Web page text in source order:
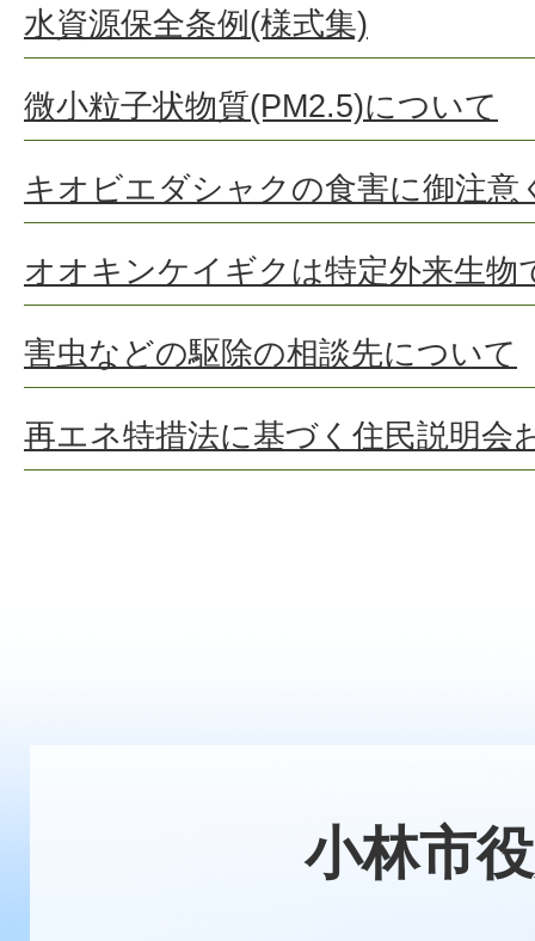
水資源保全条例(様式集)
微小粒子状物質(PM2.5)について
キオビエダシャクの食害に御注意
オオキンケイギクは特定外来生物
害虫などの駆除の相談先について
再エネ特措法に基づく住民説明会
小林市